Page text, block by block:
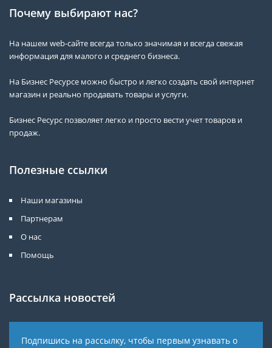
Почему выбирают нас?
На нашем web-сайте всегда только значимая и всегда свежая
информация для малого и среднего бизнеса.
На Бизнес Ресурсе можно быстро и легко создать свой интернет
магазин и реально продавать товары и услуги.
Бизнес Ресурс позволяет легко и просто вести учет товаров и
продаж.
Полезные ссылки
Наши магазины
Партнерам
О нас
Помощь
Рассылка новостей
Подпишись на рассылку, чтобы первым узнавать о